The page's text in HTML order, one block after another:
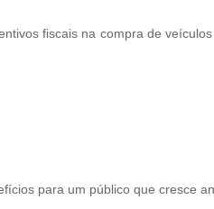
fiscais na compra de
para um público que cresce